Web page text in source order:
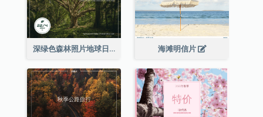
深绿色森林照片地球日明信片 海滩明信片